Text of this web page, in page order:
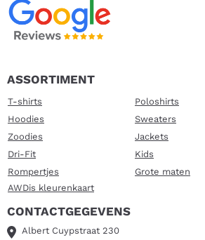
ASSORTIMENT
T-shirts
Poloshirts
Hoodies
Sweaters
Zoodies
Jackets
Dri-Fit
Kids
Rompertjes
Grote maten
AWDis kleurenkaart
CONTACTGEGEVENS
Albert Cuypstraat 230